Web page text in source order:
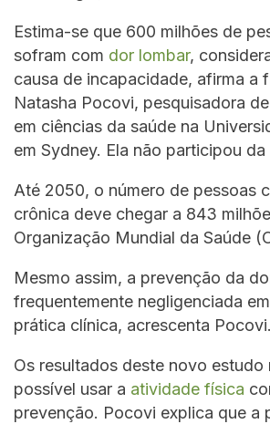
Estima-se que 600 milhões de
sofram com dor lombar,
causa de incapacidade, afirma a
Natasha Pocovi, pesquisadora
em ciências da saúde na
em Sydney. Ela não participou da
Até 2050, o número de pessoas
crônica deve chegar a 843
Organização Mundial da Saúde
Mesmo assim, a prevenção da
frequentemente negligenciada
prática clínica, acrescenta Pocovi.
Os resultados deste novo estudo
possível usar a atividade física
prevenção. Pocovi explica que a